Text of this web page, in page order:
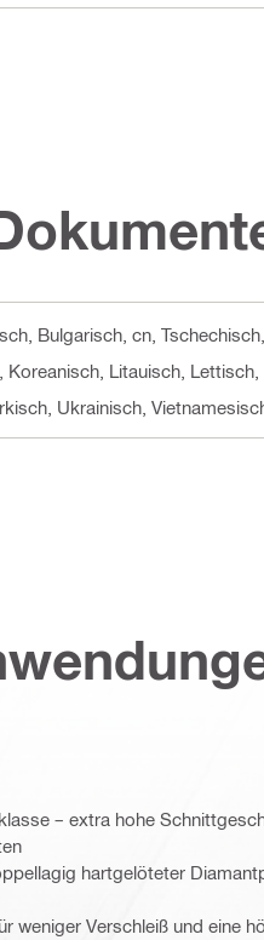
Bulgarisch, cn,
Litauisch,
Ukrainisch,
– extra hohe
hartgelöteter
weniger Verschleiß und eine